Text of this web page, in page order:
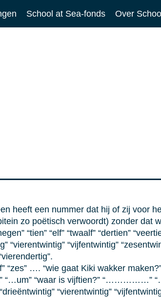
School at Sea-fonds Over
heeft een nummer dat hij of zij voor
zo poëtisch verwoordt) zonder dat
“tien” “elf” “twaalf” “dertien”
“vierentwintig” “vijfentwintig”
“zes” …. “wie gaat Kiki wakker maken?”
“…um” “waar is vijftien?” “……………”
“vierentwintig”